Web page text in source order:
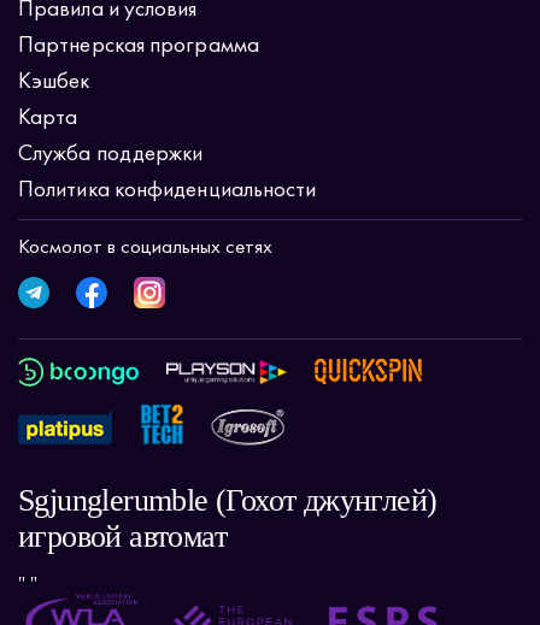
Правила и условия
Партнерская программа
Кэшбек
Карта
Служба поддержки
Политика конфиденциальности
Космолот в социальных сетях
Sgjunglerumble (Гохот джунглей)
игровой автомат
" "